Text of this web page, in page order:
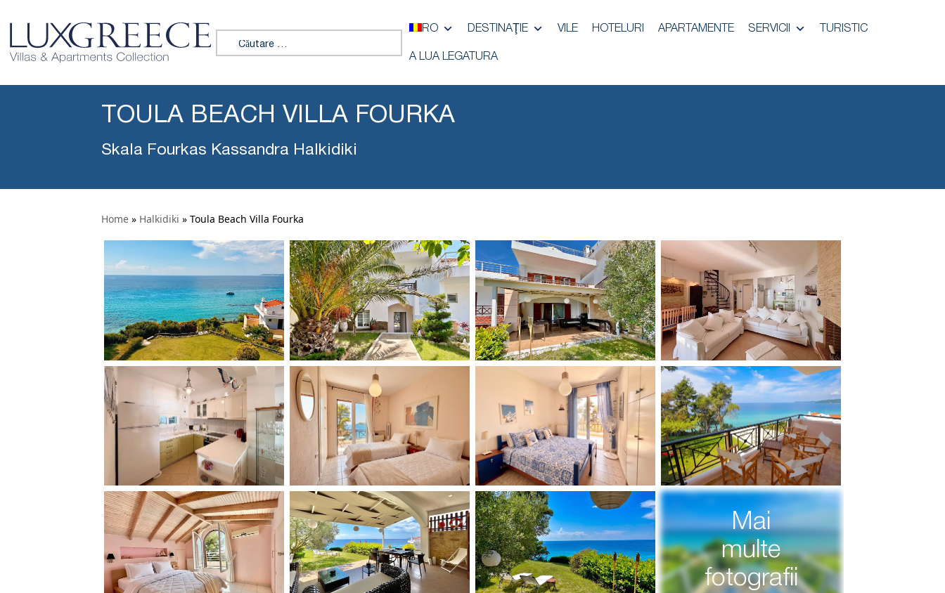
Caută:
RO DESTINAŢIE VILE HOTELURI APARTAMENTE SERVICII TURISTIC
A LUA LEGATURA
TOULA BEACH VILLA FOURKA
Skala Fourkas Kassandra Halkidiki
Home » Halkidiki » Toula Beach Villa Fourka
Mai
multe
fotografii